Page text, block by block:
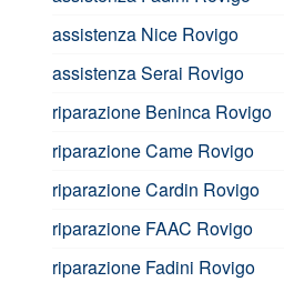
assistenza Nice Rovigo
assistenza Serai Rovigo
riparazione Beninca Rovigo
riparazione Came Rovigo
riparazione Cardin Rovigo
riparazione FAAC Rovigo
riparazione Fadini Rovigo